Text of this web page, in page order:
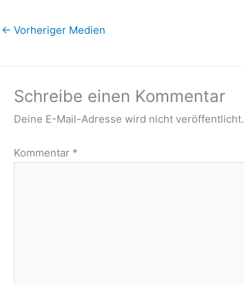
← Vorheriger Medien
Schreibe einen Kommentar
Deine E-Mail-Adresse wird nicht veröffentlicht.
Kommentar *